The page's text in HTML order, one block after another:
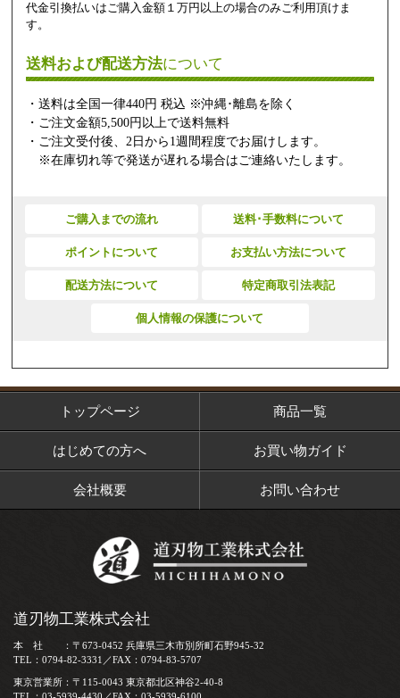
代金引換払いはご購入金額１万円以上の場合のみご利用頂けま
す。
送料および配送方法について
・送料は全国一律440円 税込 ※沖縄･離島を除く
・ご注文金額5,500円以上で送料無料
・ご注文受付後、2日から1週間程度でお届けします。
※在庫切れ等で発送が遅れる場合はご連絡いたします。
ご購入までの流れ 送料･手数料について
ポイントについて お支払い方法について
配送方法について 特定商取引法表記
個人情報の保護について
トップページ 商品一覧
はじめての方へ お買い物ガイド
会社概要 お問い合わせ
道刃物工業株式会社
本 社 ：〒673-0452 兵庫県三木市別所町石野945-32
TEL：0794-82-3331／FAX：0794-83-5707
東京営業所：〒115-0043 東京都北区神谷2-40-8